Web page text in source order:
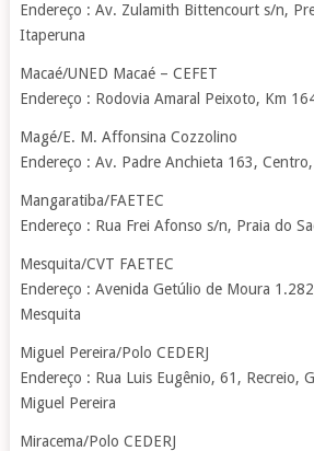
Endereço : Av. Zulamith Bittencourt s/n,
Itaperuna
Macaé/UNED Macaé – CEFET
Endereço : Rodovia Amaral Peixoto, Km
Magé/E. M. Affonsina Cozzolino
Endereço : Av. Padre Anchieta 163,
Mangaratiba/FAETEC
Endereço : Rua Frei Afonso s/n, Praia do
Mesquita/CVT FAETEC
Endereço : Avenida Getúlio de Moura
Mesquita
Miguel Pereira/Polo CEDERJ
Endereço : Rua Luis Eugênio, 61, Recreio,
Miguel Pereira
Miracema/Polo CEDERJ